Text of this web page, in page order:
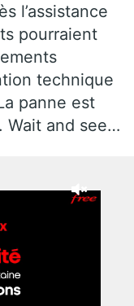
l’assistance
pourraient
technique
panne est
Wait and see…